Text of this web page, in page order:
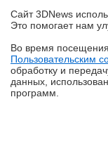
Обзор и тест системы
ARGB с 4,5-
является одним
разработчиков
надоело
становится
деньги, и он
Третья версия
MPEG-4) были
Сайт 3DNews
Это помогает нам
Во время
Пользовательским
обработку и
данных,
программ.